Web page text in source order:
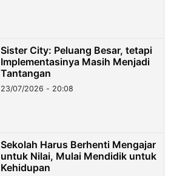
Sister City: Peluang Besar, tetapi
Implementasinya Masih Menjadi
Tantangan
23/07/2026 - 20:08
Sekolah Harus Berhenti Mengajar
untuk Nilai, Mulai Mendidik untuk
Kehidupan